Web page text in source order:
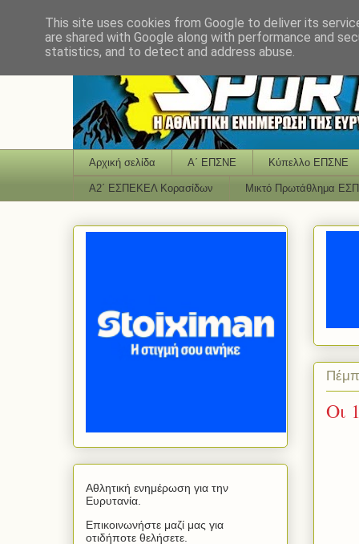
Αρχική σελίδα Α΄ ΕΠΣΝΕ Κύπελλο ΕΠΣΝΕ
Α2΄ ΕΣΠΕΚΕΛ Κορασίδων Μικτό Πρωτάθλημα
Οι
Αθλητική ενημέρωση για την
Ευρυτανία.
Επικοινωνήστε μαζί μας για
οτιδήποτε θελήσετε.
This site uses cookies from Google to deliver its
are shared with Google along with performance and
statistics, and to detect and address abuse.